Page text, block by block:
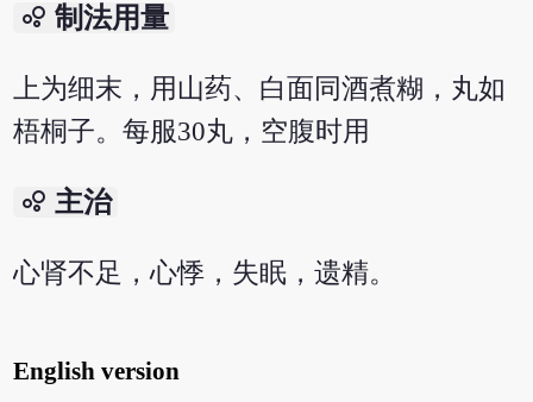
bubble_chart 制法用量
上为细末，用山药、白面同酒煮糊，丸如
梧桐子。每服30丸，空腹时用
bubble_chart 主治
心肾不足，心悸，失眠，遗精。
English version